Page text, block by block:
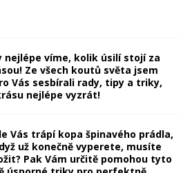
nejlépe víme, kolik úsilí stojí za
Ze všech koutů světa jsem
Vás sesbírali rady, tipy a triky,
nejlépe vyzrát!
Vás trápí kopa špinavého prádla,
už konečně vyperete, musíte
Pak Vám určitě pomohou tyto